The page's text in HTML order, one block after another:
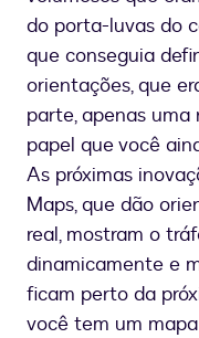
do porta-luvas do
que conseguia
orientações, que
parte, apenas
papel que você
As próximas
Maps, que dão
real, mostram o
dinamicamente e
ficam perto da
você tem um